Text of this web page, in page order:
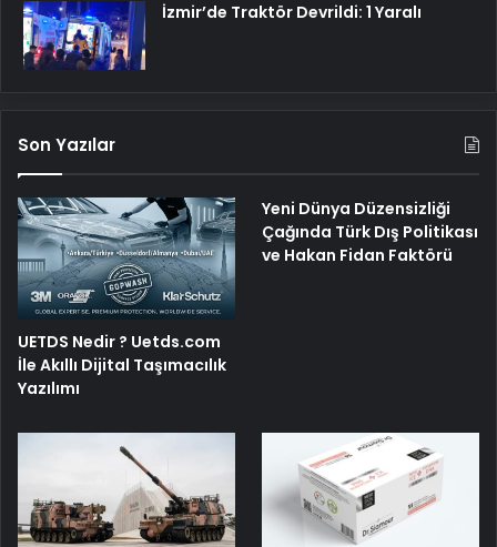
İzmir’de Traktör Devrildi: 1 Yaralı
Son Yazılar
UETDS Nedir ? Uetds.com
İle Akıllı Dijital Taşımacılık
Yazılımı
Yeni Dünya Düzensizliği
Çağında Türk Dış Politikası
ve Hakan Fidan Faktörü